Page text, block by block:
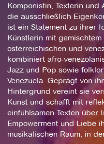
Komponistin, Texterin und
die ausschließlich
ist ein Statement zu ihrer
Künstlerin mit
österreichischen und
kombiniert afro-
Jazz und Pop sowie
Venezuela. Geprägt von
Hintergrund vereint sie
Kunst und schafft mit
einfühlsamen Texten über
Empowerment und Liebe
musikalischen Raum, in